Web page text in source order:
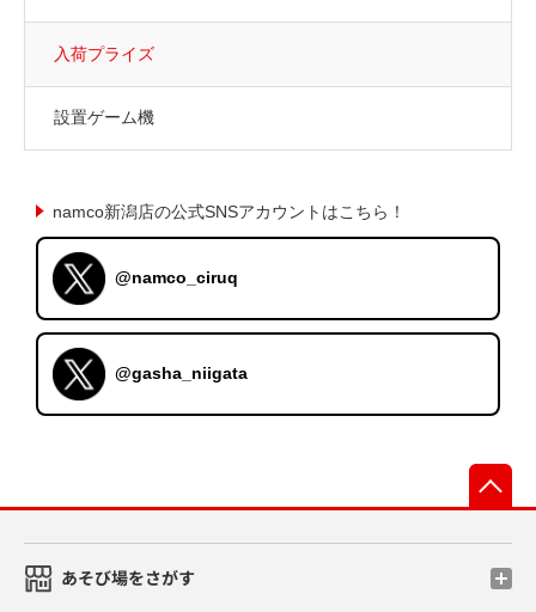
入荷プライズ
設置ゲーム機
namco新潟店の公式SNSアカウントはこちら！
@namco_ciruq
@gasha_niigata
あそび場をさがす